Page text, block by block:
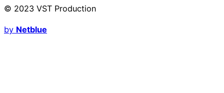
© 2023 VST Production
by Netblue